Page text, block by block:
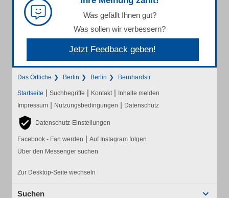
Was gefällt Ihnen gut?
Was sollen wir verbessern?
Jetzt Feedback geben!
Das Örtliche Berlin Berlin Bernhardstr
Startseite | Suchbegriffe | Kontakt | Inhalte melden
Impressum | Nutzungsbedingungen | Datenschutz
Datenschutz-Einstellungen
Facebook - Fan werden | Auf Instagram folgen
Über den Messenger suchen
Zur Desktop-Seite wechseln
Suchen